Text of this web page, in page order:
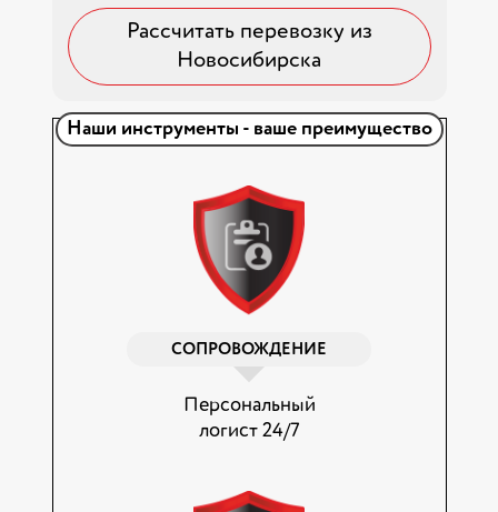
Рассчитать перевозку из
Новосибирска
Наши инструменты - ваше преимущество
СОПРОВОЖДЕНИЕ
Персональный
логист 24/7